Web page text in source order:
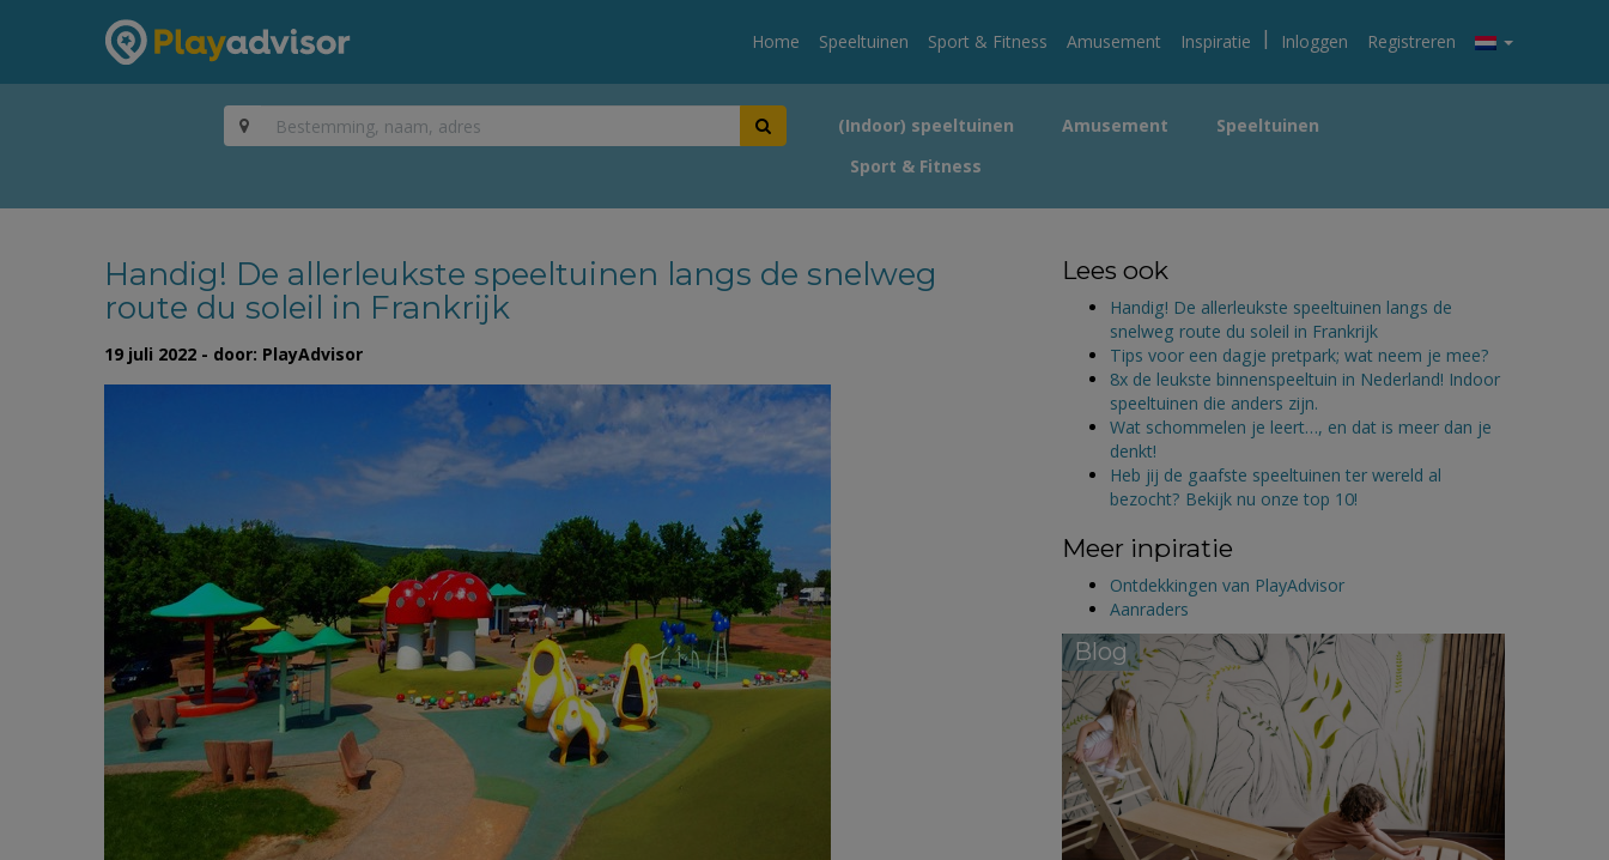
Home Speeltuinen Sport & Fitness Amusement Inspiratie | Inloggen Registreren
(Indoor) speeltuinen Amusement
Speeltuinen
Sport & Fitness
Handig! De allerleukste speeltuinen langs de snelweg
route du soleil in Frankrijk
19 juli 2022 - door: PlayAdvisor
Lees ook
Handig! De allerleukste speeltuinen langs de
snelweg route du soleil in Frankrijk
Tips voor een dagje pretpark; wat neem je mee?
8x de leukste binnenspeeltuin in Nederland! Indoor
speeltuinen die anders zijn.
Wat schommelen je leert…, en dat is meer dan je
denkt!
Heb jij de gaafste speeltuinen ter wereld al
bezocht? Bekijk nu onze top 10!
Meer inpiratie
Ontdekkingen van PlayAdvisor
Aanraders
Blog